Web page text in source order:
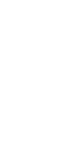
periode, eller
holde op
softwarens
Hvis du ikke
support ved
hvis du
Store.
fra Apple